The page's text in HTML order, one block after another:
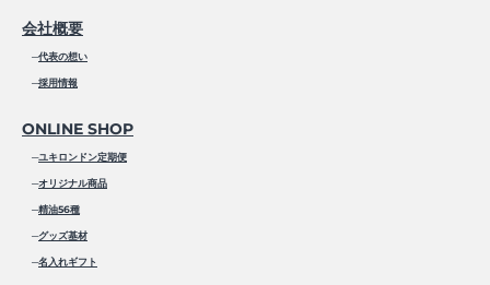
会社概要
─代表の想い
─採用情報
ONLINE SHOP
─ユキロンドン定期便
─オリジナル商品
─精油56種
─グッズ基材
─名入れギフト